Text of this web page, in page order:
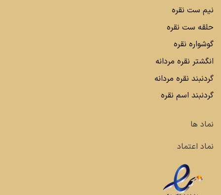
نیم ست نقره
حلقه ست نقره
گوشواره نقره
انگشتر نقره مردانه
گردنبند نقره مردانه
گردنبند اسم نقره
نماد ها
نماد اعتماد